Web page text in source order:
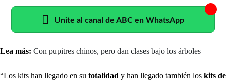
Unite al canal de ABC en WhatsApp
Lea más: Con pupitres chinos, pero dan clases bajo los árboles
“Los kits han llegado en su totalidad y han llegado también los kits de